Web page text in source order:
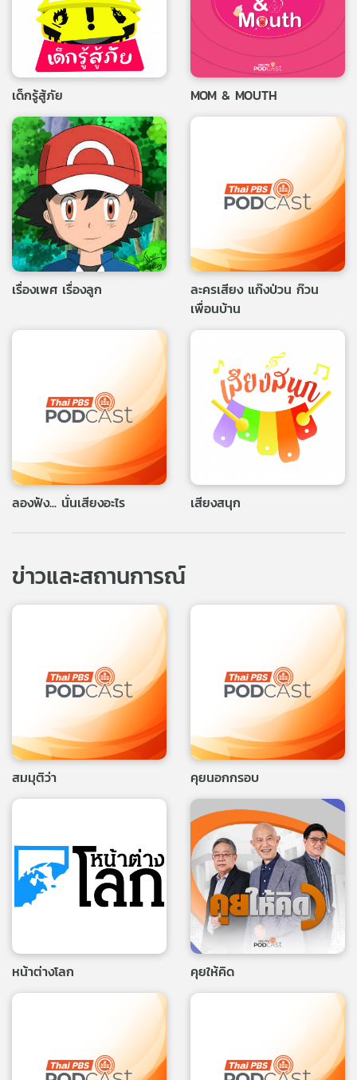
เด็กรู้สู้ภัย MOM & MOUTH
เรื่องเพศ เรื่องลูก
ละครเสียง แก๊งป่วน ก๊วน
เพื่อนบ้าน
ลองฟัง... นั่นเสียงอะไร เสียงสนุก
ข่าวและสถานการณ์
สมมุติว่า คุยนอกกรอบ
หน้าต่างโลก คุยให้คิด